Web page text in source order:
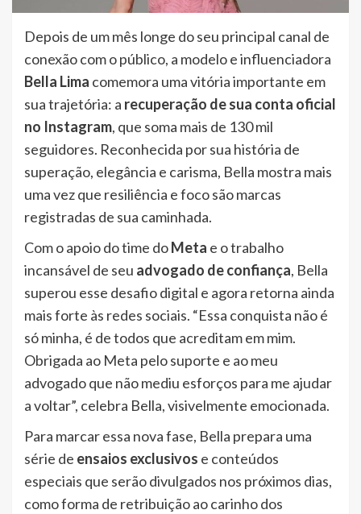
Depois de um mês longe do seu principal canal de
conexão com o público, a modelo e influenciadora
Bella Lima comemora uma vitória importante em
sua trajetória: a recuperação de sua conta oficial
no Instagram, que soma mais de 130 mil
seguidores. Reconhecida por sua história de
superação, elegância e carisma, Bella mostra mais
uma vez que resiliência e foco são marcas
registradas de sua caminhada.
Com o apoio do time doMeta e o trabalho
incansável de seu advogado de confiança, Bella
superou esse desafio digital e agora retorna ainda
mais forte às redes sociais. “Essa conquista não é
só minha, é de todos que acreditam em mim.
Obrigada ao Meta pelo suporte e ao meu
advogado que não mediu esforços para me ajudar
a voltar”, celebra Bella, visivelmente emocionada.
Para marcar essa nova fase, Bella prepara uma
série de ensaios exclusivos e conteúdos
especiais que serão divulgados nos próximos dias,
como forma de retribuição ao carinho dos